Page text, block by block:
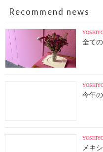
Recommend news
全て
今年
メキ